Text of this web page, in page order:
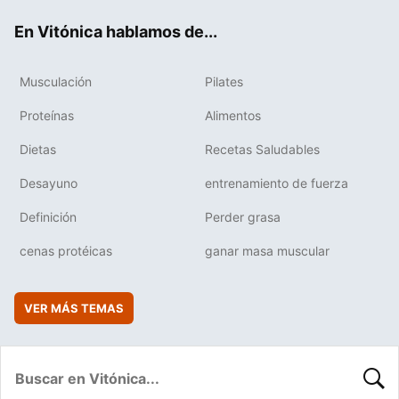
En Vitónica hablamos de...
Musculación Pilates
Proteínas Alimentos
Dietas Recetas Saludables
Desayuno entrenamiento de fuerza
Definición Perder grasa
cenas protéicas ganar masa muscular
VER MÁS TEMAS